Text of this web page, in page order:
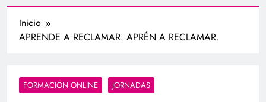
Inicio
APRENDE A RECLAMAR. APRÉN A RECLAMAR.
FORMACIÓN ONLINE JORNADAS